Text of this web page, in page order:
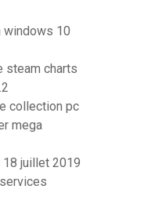
windows 10
steam charts
collection pc
mega
juillet 2019